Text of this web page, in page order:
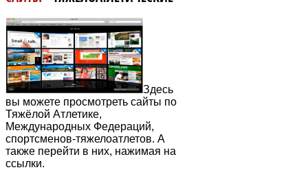
Здесь
вы можете просмотреть сайты по
Тяжёлой Атлетике,
Международных Федераций,
спортсменов-тяжелоатлетов. А
также перейти в них, нажимая на
ссылки.